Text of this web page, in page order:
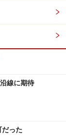
。蒲田駅の大
います。こち
駅改札フロア
しやすい構造
向上。川崎駅
ーアルオープ
リア一帯の住
線に期待
った